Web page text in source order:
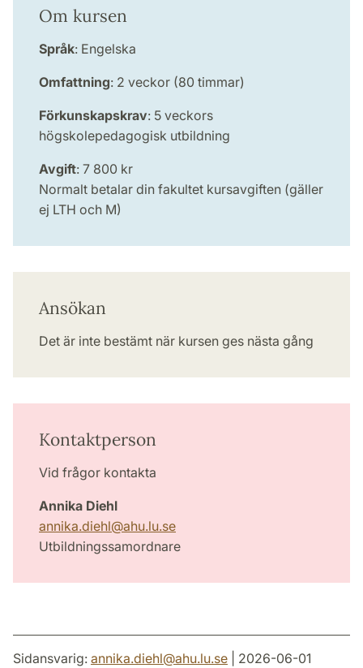
Om kursen
Språk: Engelska
Omfattning: 2 veckor (80 timmar)
Förkunskapskrav: 5 veckors
högskolepedagogisk utbildning
Avgift: 7 800 kr
Normalt betalar din fakultet kursavgiften (gäller
ej LTH och M)
Ansökan
Det är inte bestämt när kursen ges nästa gång
Kontaktperson
Vid frågor kontakta
Annika Diehl
annika.diehl@ahu.lu.se
Utbildningssamordnare
Sidansvarig: annika.diehl@ahu.lu.se | 2026-06-01